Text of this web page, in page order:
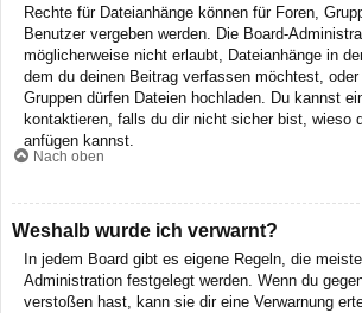
Rechte für Dateianhänge können für Foren,
Benutzer vergeben werden. Die Board-
möglicherweise nicht erlaubt, Dateianhänge in
dem du deinen Beitrag verfassen möchtest,
Gruppen dürfen Dateien hochladen. Du kannst
kontaktieren, falls du dir nicht sicher bist, wieso
anfügen kannst.
Nach oben
Weshalb wurde ich verwarnt?
In jedem Board gibt es eigene Regeln, die
Administration festgelegt werden. Wenn du
verstoßen hast, kann sie dir eine Verwarnung